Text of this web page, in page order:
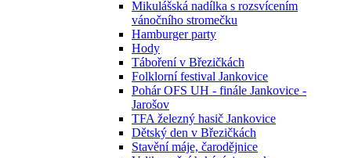
Mikulášská nadílka s rozsvícením
vánočního stromečku
Hamburger party
Hody
Táboření v Březičkách
Folklorní festival Jankovice
Pohár OFS UH - finále Jankovice -
Jarošov
TFA železný hasič Jankovice
Dětský den v Březičkách
Stavění máje, čarodějnice